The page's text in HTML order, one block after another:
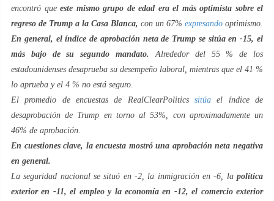
encontró que este mismo grupo de edad era el más optimista sobre el
regreso de Trump a la Casa Blanca, con un 67% expresando optimismo.
En general, el índice de aprobación neta de Trump se sitúa en -15, el
más bajo de su segundo mandato. Alrededor del 55 % de los
estadounidenses desaprueba su desempeño laboral, mientras que el 41 %
lo aprueba y el 4 % no está seguro.
El promedio de encuestas de RealClearPolitics sitúa el índice de
desaprobación de Trump en torno al 53%, con aproximadamente un
46% de aprobación.
En cuestiones clave, la encuesta mostró una aprobación neta negativa
en general.
La seguridad nacional se situó en -2, la inmigración en -6, lapolítica
exterior en -11, el empleo y la economía en -12, el comercio exterior